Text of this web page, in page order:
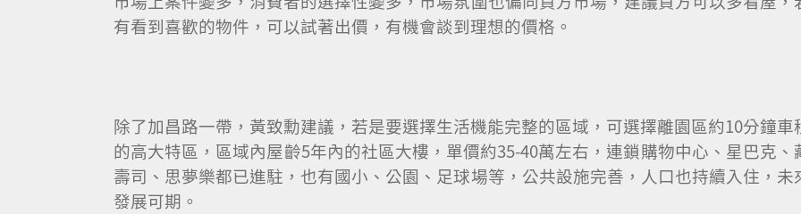
有看到喜歡的物件，可以試著出價，有機會談到理想的價格。
除了加昌路一帶，黃致勳建議，若是要選擇生活機能完整的區域，可選擇離園區約10分鐘車
的高大特區，區域內屋齡5年內的社區大樓，單價約35-40萬左右，連鎖購物中心、星巴克、
壽司、思夢樂都已進駐，也有國小、公園、足球場等，公共設施完善，人口也持續入住，未
發展可期。